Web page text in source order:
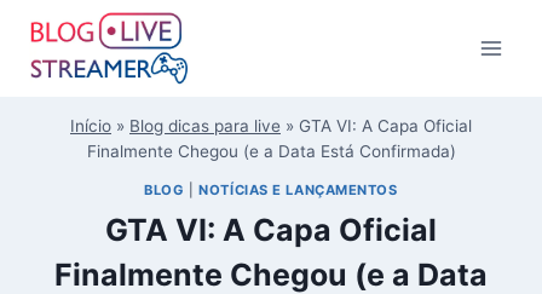
Início » Blog dicas para live » GTA VI: A Capa Oficial
Finalmente Chegou (e a Data Está Confirmada)
BLOG |NOTÍCIAS E LANÇAMENTOS
GTA VI: A Capa Oficial
Finalmente Chegou (e a Data